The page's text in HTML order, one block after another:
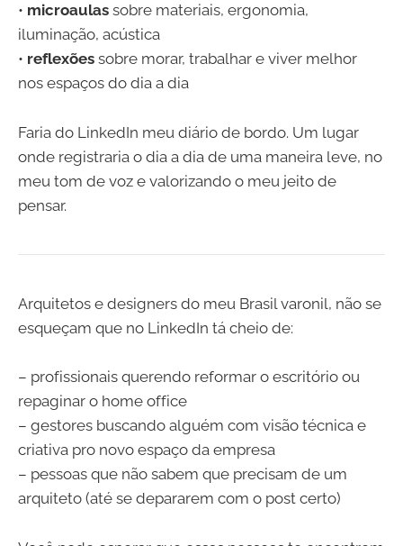
• microaulas sobre materiais, ergonomia,
iluminação, acústica
• reflexões sobre morar, trabalhar e viver melhor
nos espaços do dia a dia
Faria do LinkedIn meu diário de bordo. Um lugar
onde registraria o dia a dia de uma maneira leve, no
meu tom de voz e valorizando o meu jeito de
pensar.
Arquitetos e designers do meu Brasil varonil, não se
esqueçam que no LinkedIn tá cheio de:
– profissionais querendo reformar o escritório ou
repaginar o home office
– gestores buscando alguém com visão técnica e
criativa pro novo espaço da empresa
– pessoas que não sabem que precisam de um
arquiteto (até se depararem com o post certo)